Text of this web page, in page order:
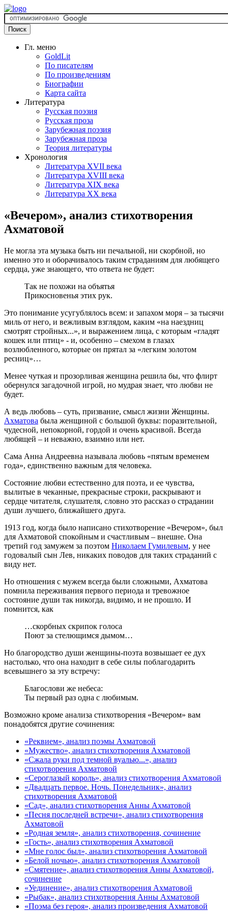
Гл. меню
GoldLit
По писателям
По произведениям
Биографии
Карта сайта
Литература
Русская поэзия
Русская проза
Зарубежная поэзия
Зарубежная проза
Теория литературы
Хронология
Литература XVII века
Литература XVIII века
Литература XIX века
Литература XX века
«Вечером», анализ стихотворения
Ахматовой
Не могла эта музыка быть ни печальной, ни скорбной, но
именно это и оборачивалось таким страданиям для любящего
сердца, уже знающего, что ответа не будет:
Так не похожи на объятья
Прикосновенья этих рук.
Это понимание усугублялось всем: и запахом моря – за тысячи
миль от него, и вежливым взглядом, каким «на наездниц
смотрят стройных...», и выражением лица, с которым «гладят
кошек или птиц» - и, особенно – смехом в глазах
возлюбленного, которые он прятал за «легким золотом
ресниц»…
Менее чуткая и прозорливая женщина решила бы, что флирт
обернулся загадочной игрой, но мудрая знает, что любви не
будет.
А ведь любовь – суть, призвание, смысл жизни Женщины.
Ахматова была женщиной с большой буквы: поразительной,
чудесной, непокорной, гордой и очень красивой. Всегда
любящей – и неважно, взаимно или нет.
Сама Анна Андреевна называла любовь «пятым временем
года», единственно важным для человека.
Состояние любви естественно для поэта, и ее чувства,
вылитые в чеканные, прекрасные строки, раскрывают и
сердце читателя, слушателя, словно это рассказ о страдании
души лучшего, ближайшего друга.
1913 год, когда было написано стихотворение «Вечером», был
для Ахматовой спокойным и счастливым – внешне. Она
третий год замужем за поэтом Николаем Гумилевым, у нее
годовалый сын Лев, никаких поводов для таких страданий с
виду нет.
Но отношения с мужем всегда были сложными, Ахматова
помнила переживания первого периода и тревожное
состояние души так никогда, видимо, и не прошло. И
помнится, как
…скорбных скрипок голоса
Поют за стелющимся дымом…
Но благородство души женщины-поэта возвышает ее дух
настолько, что она находит в себе силы поблагодарить
всевышнего за эту встречу:
Благослови же небеса:
Ты первый раз одна с любимым.
Возможно кроме анализа стихотворения «Вечером» вам
понадобятся другие сочинения:
«Реквием», анализ поэмы Ахматовой
«Мужество», анализ стихотворения Ахматовой
«Сжала руки под темной вуалью...», анализ
стихотворения Ахматовой
«Сероглазый король», анализ стихотворения Ахматовой
«Двадцать первое. Ночь. Понедельник», анализ
стихотворения Ахматовой
«Сад», анализ стихотворения Анны Ахматовой
«Песня последней встречи», анализ стихотворения
Ахматовой
«Родная земля», анализ стихотворения, сочинение
«Гость», анализ стихотворения Ахматовой
«Мне голос был», анализ стихотворения Ахматовой
«Белой ночью», анализ стихотворения Ахматовой
«Смятение», анализ стихотворения Анны Ахматовой,
сочинение
«Уединение», анализ стихотворения Ахматовой
«Рыбак», анализ стихотворения Анны Ахматовой
«Поэма без героя», анализ произведения Ахматовой